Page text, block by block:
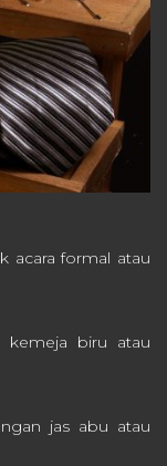
acara formal atau
kemeja biru atau
jas abu atau